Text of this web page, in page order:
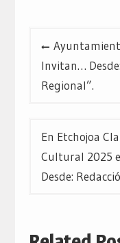
de
entradas
Invitan…
Regional”.
En Etchojoa
Cultural 2025
Desde: